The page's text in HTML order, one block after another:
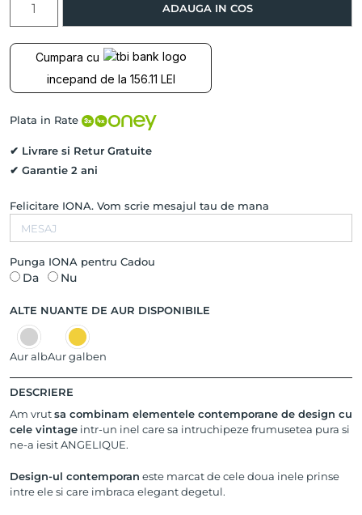
ANGELIQUE
cu
Rubin
Natural
Safir
Aur
Roz
ADAUGA IN COS
Cumpara cu
incepand de la 156.11 LEI
Plata in Rate
✔ Livrare si Retur Gratuite
✔ Garantie 2 ani
Felicitare IONA. Vom scrie mesajul tau de mana
Punga IONA pentru Cadou
Da Nu
ALTE NUANTE DE AUR DISPONIBILE
Aur albAur galben
DESCRIERE
Am vrutsa combinam elementele contemporane de design cu
cele vintage intr-un inel care sa intruchipeze frumusetea pura si
ne-a iesit ANGELIQUE.
Design-ul contemporan este marcat de cele doua inele prinse
intre ele si care imbraca elegant degetul.